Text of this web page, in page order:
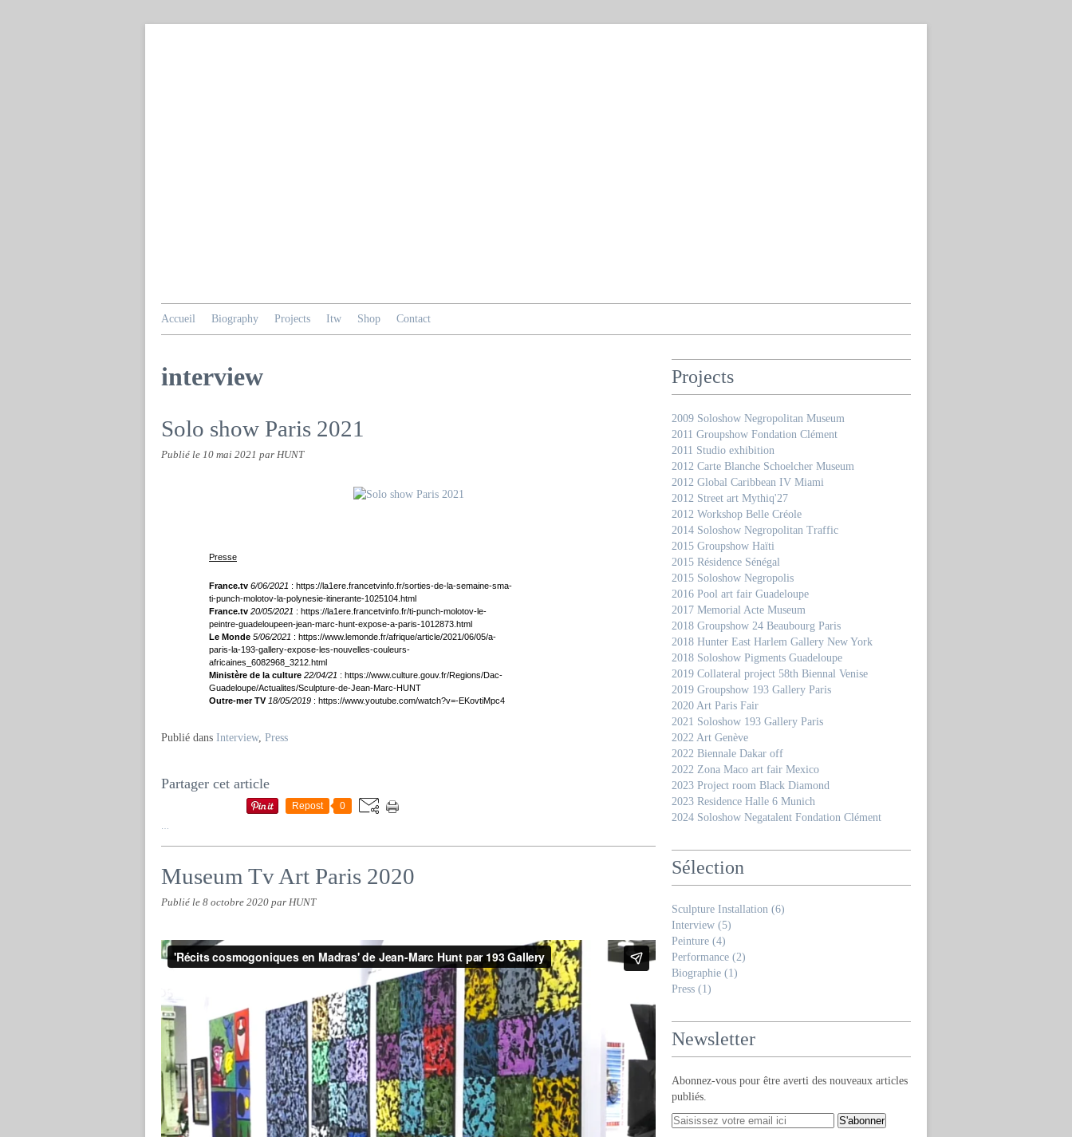
Accueil Biography Projects Itw Shop Contact
interview
Solo show Paris 2021
Publié le 10 mai 2021 par HUNT
Presse
France.tv 6/06/2021 : https://la1ere.francetvinfo.fr/sorties-de-la-semaine-sma-
ti-punch-molotov-la-polynesie-itinerante-1025104.html
France.tv 20/05/2021 : https://la1ere.francetvinfo.fr/ti-punch-molotov-le-
peintre-guadeloupeen-jean-marc-hunt-expose-a-paris-1012873.html
Le Monde 5/06/2021 : https://www.lemonde.fr/afrique/article/2021/06/05/a-
paris-la-193-gallery-expose-les-nouvelles-couleurs-
africaines_6082968_3212.html
Ministère de la culture 22/04/21 : https://www.culture.gouv.fr/Regions/Dac-
Guadeloupe/Actualites/Sculpture-de-Jean-Marc-HUNT
Outre-mer TV 18/05/2019 : https://www.youtube.com/watch?v=-EKovtiMpc4
Publié dans Interview, Press
Partager cet article
Repost 0
Museum Tv Art Paris 2020
Publié le 8 octobre 2020 par HUNT
Projects
2009 Soloshow Negropolitan Museum
2011 Groupshow Fondation Clément
2011 Studio exhibition
2012 Carte Blanche Schoelcher Museum
2012 Global Caribbean IV Miami
2012 Street art Mythiq'27
2012 Workshop Belle Créole
2014 Soloshow Negropolitan Traffic
2015 Groupshow Haïti
2015 Résidence Sénégal
2015 Soloshow Negropolis
2016 Pool art fair Guadeloupe
2017 Memorial Acte Museum
2018 Groupshow 24 Beaubourg Paris
2018 Hunter East Harlem Gallery New York
2018 Soloshow Pigments Guadeloupe
2019 Collateral project 58th Biennal Venise
2019 Groupshow 193 Gallery Paris
2020 Art Paris Fair
2021 Soloshow 193 Gallery Paris
2022 Art Genève
2022 Biennale Dakar off
2022 Zona Maco art fair Mexico
2023 Project room Black Diamond
2023 Residence Halle 6 Munich
2024 Soloshow Negatalent Fondation Clément
Sélection
Sculpture Installation (6)
Interview (5)
Peinture (4)
Performance (2)
Biographie (1)
Press (1)
Newsletter
Abonnez-vous pour être averti des nouveaux articles
publiés.